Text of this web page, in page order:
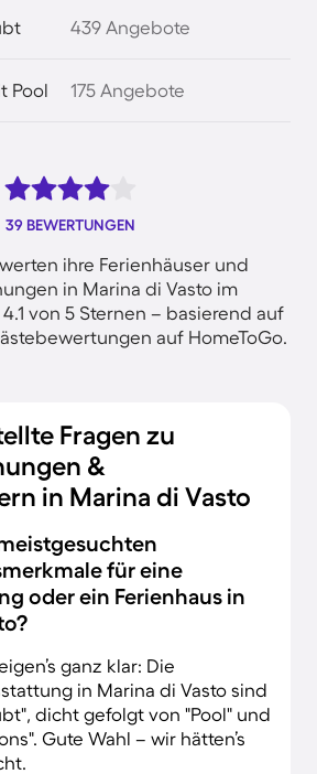
439 Angebote
Pool 175 Angebote
39 BEWERTUNGEN
ihre Ferienhäuser und
in Marina di Vasto im
von 5 Sternen – basierend auf
auf HomeToGo.
Fragen zu
&
in Marina di Vasto
für eine
oder ein Ferienhaus in
ganz klar: Die
in Marina di Vasto sind
dicht gefolgt von "Pool" und
Gute Wahl – wir hätten’s